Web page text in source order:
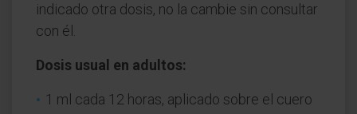
indicado otra dosis, no la cambie sin consultar
con él.
Dosis usual en adultos:
1 ml cada 12 horas, aplicado sobre el cuero